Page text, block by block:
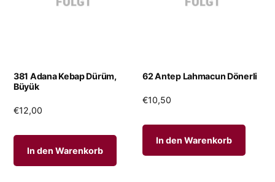
381 Adana Kebap Dürüm,
Büyük
€12,00
In den Warenkorb
62 Antep Lahmacun Dönerli
€10,50
In den Warenkorb